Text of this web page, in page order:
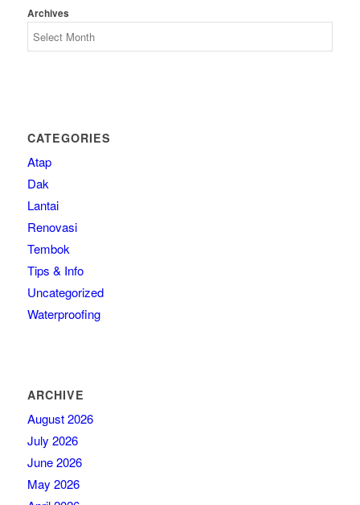
Archives
CATEGORIES
Atap
Dak
Lantai
Renovasi
Tembok
Tips & Info
Uncategorized
Waterproofing
ARCHIVE
August 2026
July 2026
June 2026
May 2026